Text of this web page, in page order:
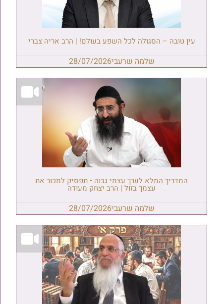
עין טובה – הסגולה לכל השפע בעולם! | הרב אריה צברי
שלמה שרעבי28/07/2026
המדריך המלא לערך עצמי גבוה • תפסיק למכור את
עצמך בזול | הרב יצחק מעודה
שלמה שרעבי28/07/2026